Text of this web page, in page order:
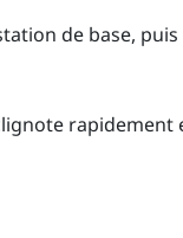
de base,
rapidement